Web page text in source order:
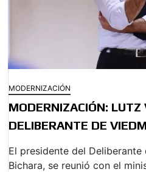
MODERNIZACIÓN
MODERNIZACIÓN: LUTZ
DELIBERANTE DE
El presidente del Deliberante
Bichara, se reunió con el